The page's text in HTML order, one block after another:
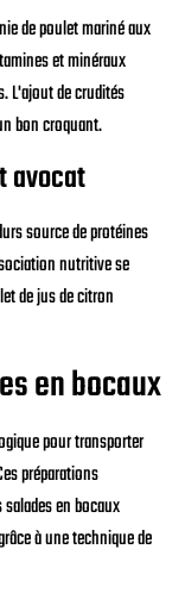
de poulet mariné aux
et minéraux
L'ajout de crudités
bon croquant.
avocat
source de protéines
nutritive se
de jus de citron
en bocaux
pour transporter
préparations
en bocaux
à une technique de